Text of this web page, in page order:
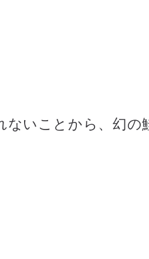
ないことから、幻の